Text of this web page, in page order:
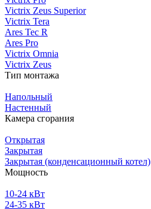
Victrix Zeus Superior
Victrix Tera
Ares Tec R
Ares Pro
Victrix Omnia
Victrix Zeus
Тип монтажа
Напольный
Настенный
Камера сгорания
Открытая
Закрытая
Закрытая (конденсационный котел)
Мощность
10-24 кВт
24-35 кВт